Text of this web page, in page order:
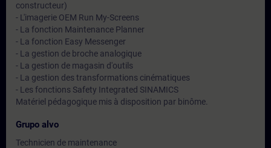
constructeur)
- L'imagerie OEM Run My-Screens
- La fonction Maintenance Planner
- La fonction Easy Messenger
- La gestion de broche analogique
- La gestion de magasin d'outils
- La gestion des transformations cinématiques
- Les fonctions Safety Integrated SINAMICS
Matériel pédagogique mis à disposition par binôme.
Grupo alvo
Technicien de maintenance